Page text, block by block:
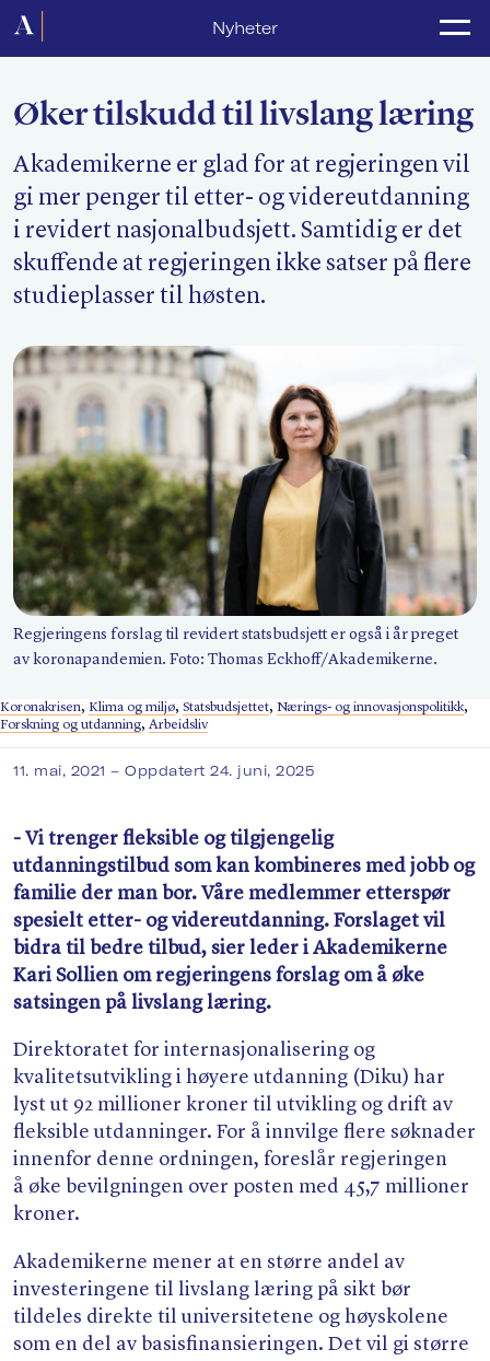
Nyheter
Forside
Lønnsoppgjør
Medlemsforeninger
Kurs og konferanser
For media
Nyheter
Om Akademikerne
Søk
Øker tilskudd til livslang læring
Akademikerne er glad for at regjeringen vil
gi mer penger til etter- og videreutdanning
i revidert nasjonalbudsjett. Samtidig er det
skuffende at regjeringen ikke satser på flere
studieplasser til høsten.
Regjeringens forslag til revidert statsbudsjett er også i år preget
av koronapandemien. Foto: Thomas Eckhoff/​Akademikerne.
Koronakrisen, Klima og miljø, Statsbudsjettet, Nærings- og innovasjonspolitikk,
Forskning og utdanning, Arbeidsliv
11. mai, 2021– Oppdatert 24. juni, 2025
- Vi trenger fleksible og tilgjengelig
utdanningstilbud som kan kombineres med jobb og
familie der man bor. Våre medlemmer etterspør
spesielt etter- og videreutdanning. Forslaget vil
bidra til bedre tilbud, sier leder i Akademikerne
Kari Sollien om regjeringens forslag om å øke
satsingen på livslang læring.
Direktoratet for internasjonalisering og
kvalitetsutvikling i høyere utdanning (Diku) har
lyst ut 92 millioner kroner til utvikling og drift av
fleksible utdanninger. For å innvilge flere søknader
innenfor denne ordningen, foreslår regjeringen
å øke bevilgningen over posten med 45,7 millioner
kroner.
Akademikerne mener at en større andel av
investeringene til livslang læring på sikt bør
tildeles direkte til universitetene og høyskolene
som en del av basisfinansieringen. Det vil gi større